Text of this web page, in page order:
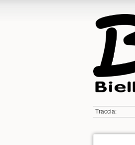
Traccia: